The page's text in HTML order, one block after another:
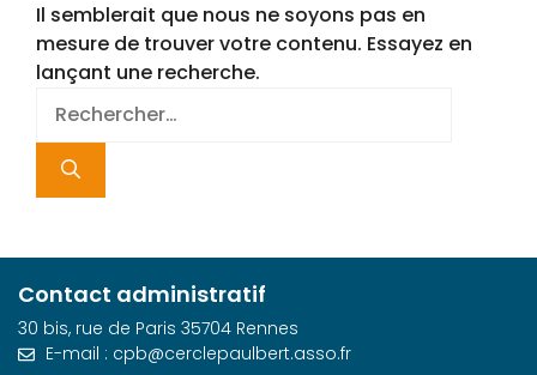
Il semblerait que nous ne soyons pas en
mesure de trouver votre contenu. Essayez en
lançant une recherche.
Contact administratif
30 bis, rue de Paris 35704 Rennes
E-mail : cpb@cerclepaulbert.asso.fr